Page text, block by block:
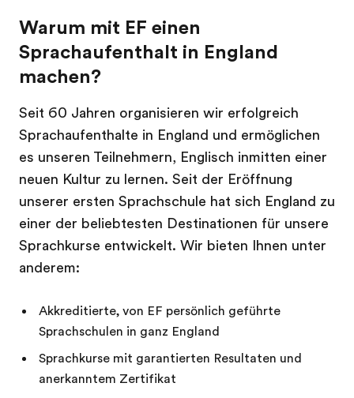
Warum mit EF einen
Sprachaufenthalt in England
machen?
Seit 60 Jahren organisieren wir erfolgreich
Sprachaufenthalte in England und ermöglichen
es unseren Teilnehmern, Englisch inmitten einer
neuen Kultur zu lernen. Seit der Eröffnung
unserer ersten Sprachschule hat sich England zu
einer der beliebtesten Destinationen für unsere
Sprachkurse entwickelt. Wir bieten Ihnen unter
anderem:
Akkreditierte, von EF persönlich geführte
Sprachschulen in ganz England
Sprachkurse mit garantierten Resultaten und
anerkanntem Zertifikat